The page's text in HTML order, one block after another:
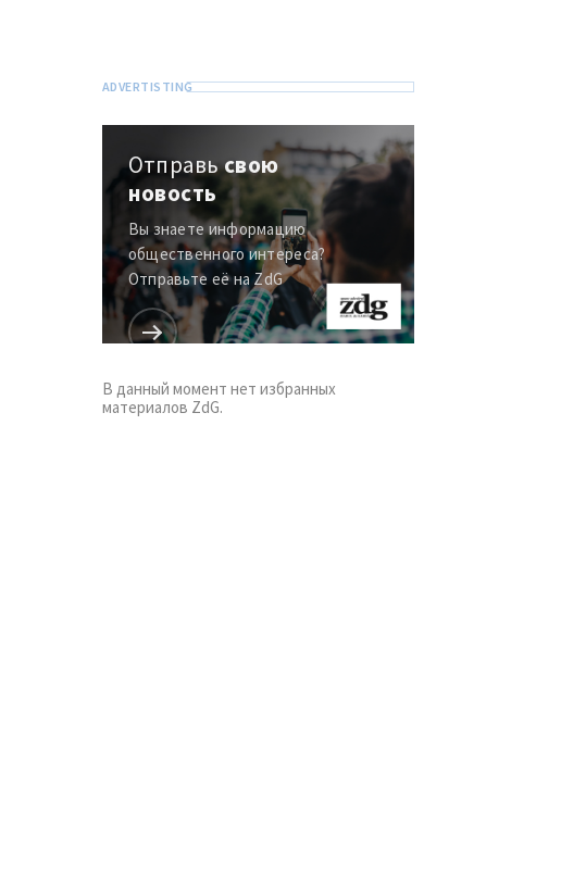
Отправьсвою
новость
Вы знаете информацию
общественного интереса?
Отправьте её на ZdG
В данный момент нет избранных
материалов ZdG.